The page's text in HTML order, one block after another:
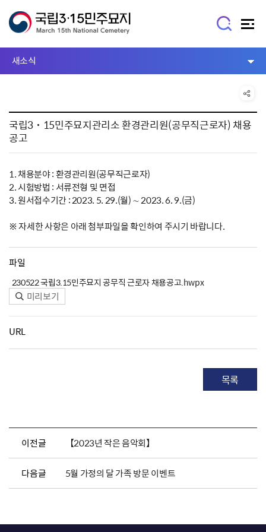
새소식
국립3˙15민주묘지관리소 환경관리원(공무직근로자) 채용
공고
1. 채용분야 : 환경관리원(공무직근로자)
2. 시험방법 : 서류전형 및 면접
3. 원서접수기간 : 2023. 5. 29.(월) ∼ 2023. 6. 9.(금)
※ 자세한 사항은 아래 첨부파일을 확인하여 주시기 바랍니다.
파일
230522 국립3.15민주묘지 공무직 근로자 채용공고.hwpx
미리보기
URL
목록
이전글 【2023년 작은 음악회】
다음글 5월 가정의 달 가족 방문 이벤트